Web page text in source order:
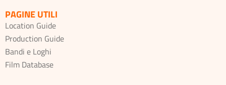
PAGINE UTILI
Location Guide
Production Guide
Bandi e Loghi
Film Database